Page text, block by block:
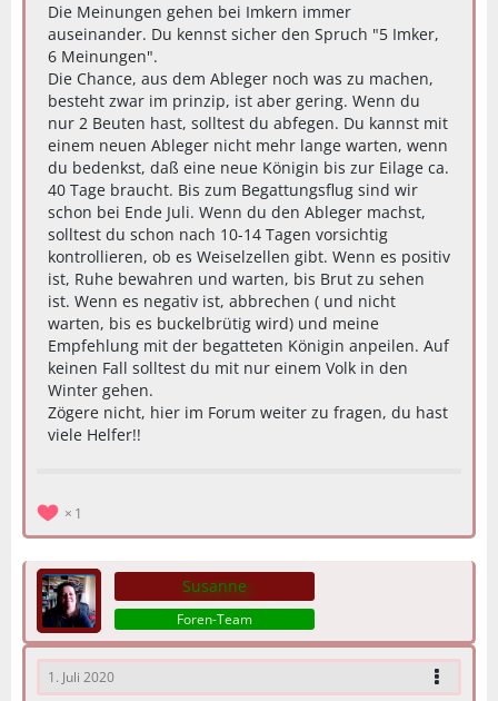
Die Meinungen gehen bei Imkern immer
auseinander. Du kennst sicher den Spruch "5 Imker,
6 Meinungen".
Die Chance, aus dem Ableger noch was zu machen,
besteht zwar im prinzip, ist aber gering. Wenn du
nur 2 Beuten hast, solltest du abfegen. Du kannst mit
einem neuen Ableger nicht mehr lange warten, wenn
du bedenkst, daß eine neue Königin bis zur Eilage ca.
40 Tage braucht. Bis zum Begattungsflug sind wir
schon bei Ende Juli. Wenn du den Ableger machst,
solltest du schon nach 10-14 Tagen vorsichtig
kontrollieren, ob es Weiselzellen gibt. Wenn es positiv
ist, Ruhe bewahren und warten, bis Brut zu sehen
ist. Wenn es negativ ist, abbrechen ( und nicht
warten, bis es buckelbrütig wird) und meine
Empfehlung mit der begatteten Königin anpeilen. Auf
keinen Fall solltest du mit nur einem Volk in den
Winter gehen.
Zögere nicht, hier im Forum weiter zu fragen, du hast
viele Helfer!!
1
Susanne
Foren-Team
1. Juli 2020